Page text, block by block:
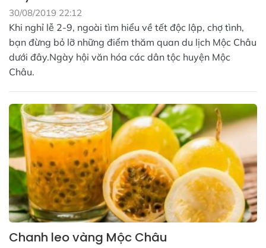
30/08/2019 22:12
Khi nghỉ lễ 2-9, ngoài tìm hiểu về tết độc lập, chợ tình,
bạn đừng bỏ lỡ những điểm thăm quan du lịch Mộc Châu
dưới đây.Ngày hội văn hóa các dân tộc huyện Mộc
Châu.
Chanh leo vàng Mộc Châu